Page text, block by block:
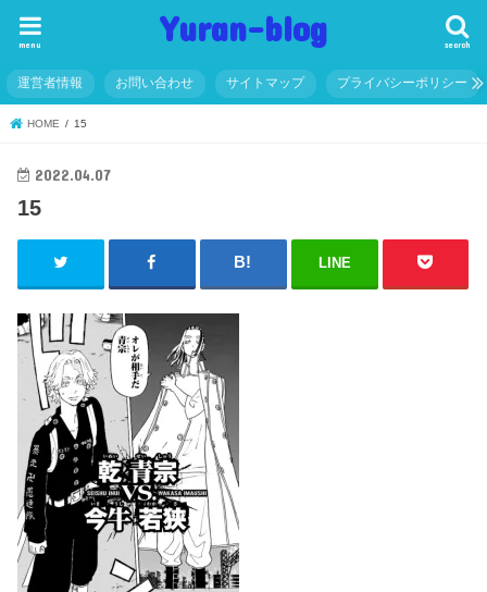
Yuran-blog search
menu
運営者情報 お問い合わせ サイトマップ プライバシーポリシー
HOME 15
2022.04.07
15
LINE